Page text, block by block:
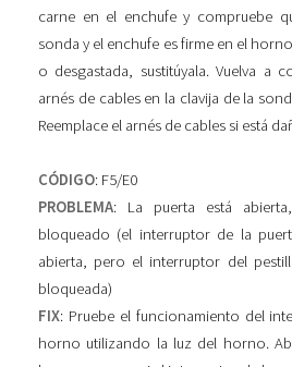
carne en el enchufe y compruebe
sonda y el enchufe es firme en el
o desgastada, sustitúyala. Vuelva a
arnés de cables en la clavija de la
Reemplace el arnés de cables si está
CÓDIGO: F5/E0
PROBLEMA: La puerta está
bloqueado (el interruptor de la
abierta, pero el interruptor del
bloqueada)
FIX: Pruebe el funcionamiento del
horno utilizando la luz del horno.